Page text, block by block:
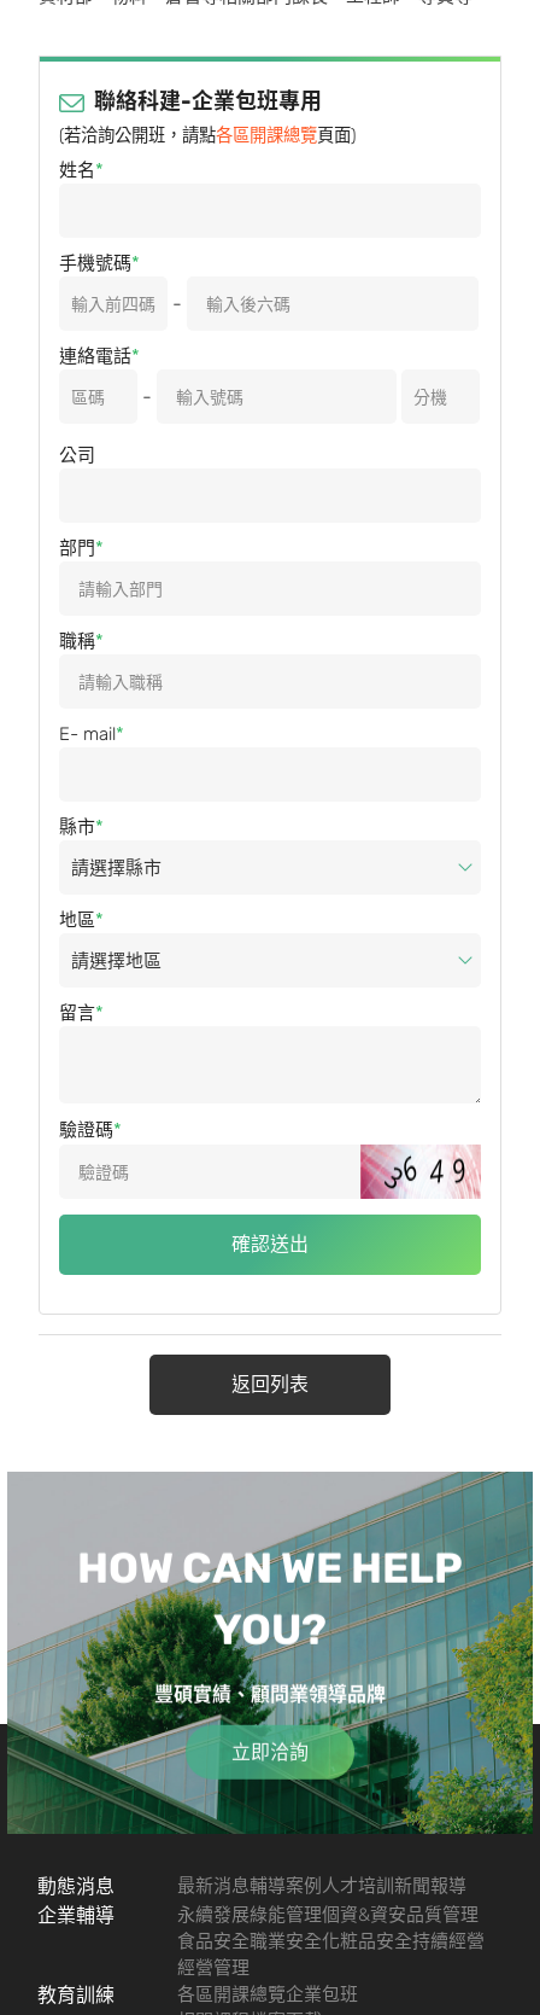
聯絡科建-企業包班專用
(若洽詢公開班，請點各區開課總覽頁面)
姓名
手機號碼
-
連絡電話
-
公司
部門
職稱
E- mail
縣市
地區
留言
驗證碼
確認送出
返回列表
HOW CAN WE HELP
YOU?
豐碩實績、顧問業領導品牌
立即洽詢
動態消息 最新消息輔導案例 人才培訓新聞報導
企業輔導 永續發展綠能管理個資&資安品質管理
食品安全職業安全化粧品安全持續經營
經營管理
教育訓練 各區開課總覽企業包班